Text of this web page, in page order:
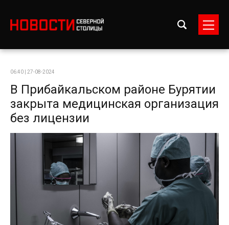
06:40 | 27-08-2024
В Прибайкальском районе Бурятии
закрыта медицинская организация
без лицензии